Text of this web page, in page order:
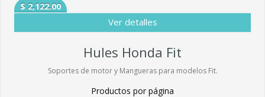
$ 2,122.00
Ver detalles
Hules Honda Fit
Soportes de motor y Mangueras para modelos Fit.
Productos por página